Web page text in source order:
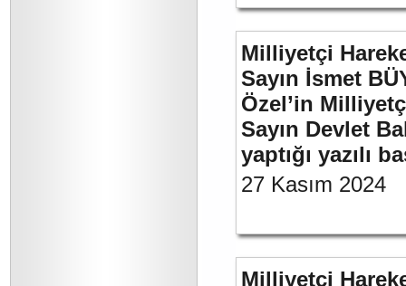
Milliyetçi
Sayın İsmet
Özel’in
Sayın Devlet
yaptığı yazılı
27 Kasım 2024
Milliyetçi